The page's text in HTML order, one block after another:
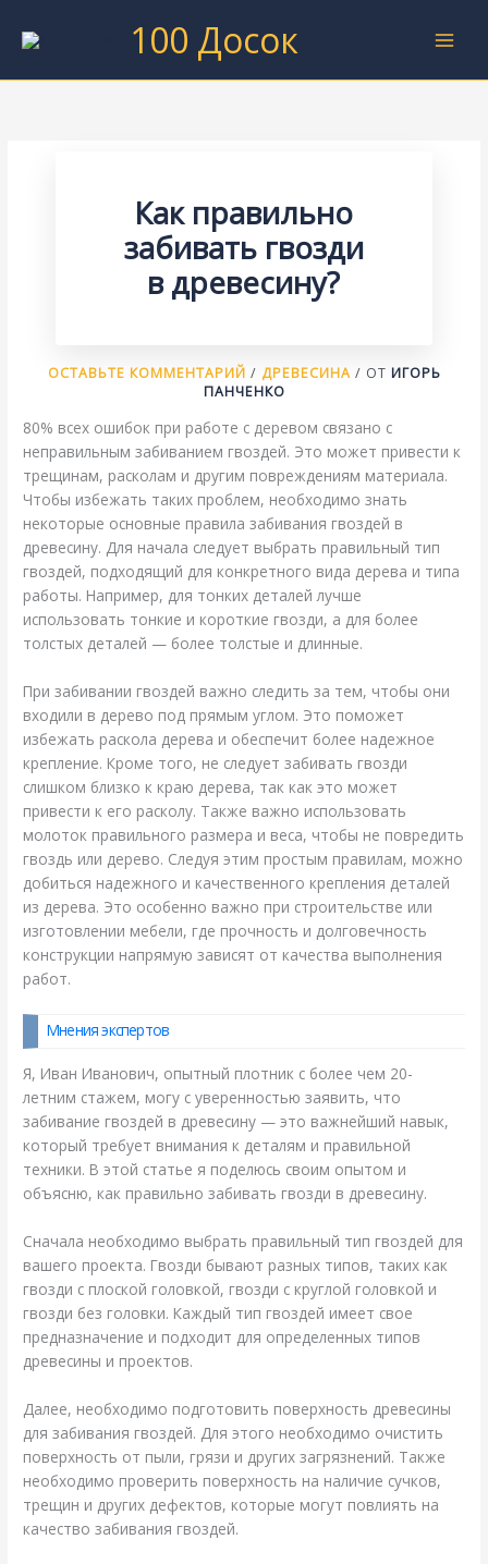
100 Досок
Как правильно
забивать гвозди
в древесину?
ОСТАВЬТЕ КОММЕНТАРИЙ / ДРЕВЕСИНА/ ОТ ИГОРЬ
ПАНЧЕНКО
80% всех ошибок при работе с деревом связано с
неправильным забиванием гвоздей. Это может привести к
трещинам, расколам и другим повреждениям материала.
Чтобы избежать таких проблем, необходимо знать
некоторые основные правила забивания гвоздей в
древесину. Для начала следует выбрать правильный тип
гвоздей, подходящий для конкретного вида дерева и типа
работы. Например, для тонких деталей лучше
использовать тонкие и короткие гвозди, а для более
толстых деталей — более толстые и длинные.
При забивании гвоздей важно следить за тем, чтобы они
входили в дерево под прямым углом. Это поможет
избежать раскола дерева и обеспечит более надежное
крепление. Кроме того, не следует забивать гвозди
слишком близко к краю дерева, так как это может
привести к его расколу. Также важно использовать
молоток правильного размера и веса, чтобы не повредить
гвоздь или дерево. Следуя этим простым правилам, можно
добиться надежного и качественного крепления деталей
из дерева. Это особенно важно при строительстве или
изготовлении мебели, где прочность и долговечность
конструкции напрямую зависят от качества выполнения
работ.
Мнения экспертов
Я, Иван Иванович, опытный плотник с более чем 20-
летним стажем, могу с уверенностью заявить, что
забивание гвоздей в древесину — это важнейший навык,
который требует внимания к деталям и правильной
техники. В этой статье я поделюсь своим опытом и
объясню, как правильно забивать гвозди в древесину.
Сначала необходимо выбрать правильный тип гвоздей для
вашего проекта. Гвозди бывают разных типов, таких как
гвозди с плоской головкой, гвозди с круглой головкой и
гвозди без головки. Каждый тип гвоздей имеет свое
предназначение и подходит для определенных типов
древесины и проектов.
Далее, необходимо подготовить поверхность древесины
для забивания гвоздей. Для этого необходимо очистить
поверхность от пыли, грязи и других загрязнений. Также
необходимо проверить поверхность на наличие сучков,
трещин и других дефектов, которые могут повлиять на
качество забивания гвоздей.